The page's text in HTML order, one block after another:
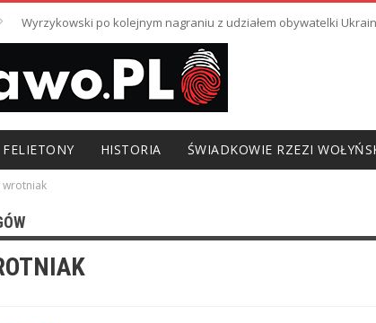
Wyrzykowski po kolejnym nagraniu z udziałem obywatelki
FELIETONY HISTORIA ŚWIADKOWIE RZEZI
wrotniak